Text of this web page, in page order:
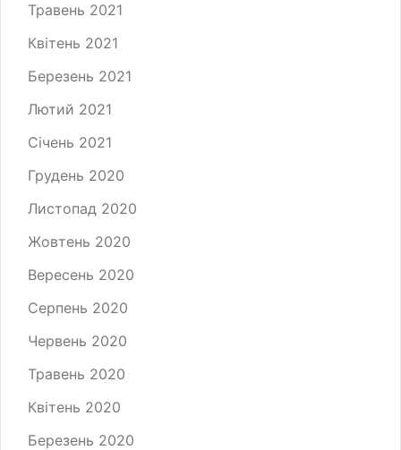
Травень 2021
Квітень 2021
Березень 2021
Лютий 2021
Січень 2021
Грудень 2020
Листопад 2020
Жовтень 2020
Вересень 2020
Серпень 2020
Червень 2020
Травень 2020
Квітень 2020
Березень 2020